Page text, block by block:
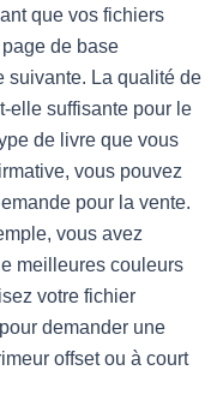
que vos fichiers
de base
suivante. La qualité de
elle suffisante pour le
de livre que vous
vous pouvez
pour la vente.
vous avez
meilleures couleurs
votre fichier
demander une
offset ou à court